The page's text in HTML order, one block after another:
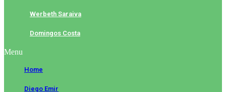
Werbeth Saraiva
Domingos Costa
Menu
Home
Diego Emir